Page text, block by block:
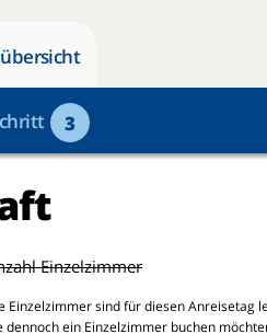
3
Einzelzimmer
Einzelzimmer sind für diesen Anreisetag
dennoch ein Einzelzimmer buchen